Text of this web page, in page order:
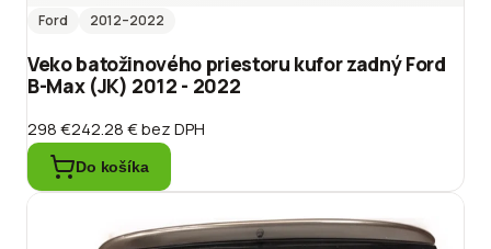
Ford
2012–2022
Veko batožinového priestoru kufor zadný Ford
B-Max (JK) 2012 - 2022
298 €242.28 €bez DPH
Do košíka